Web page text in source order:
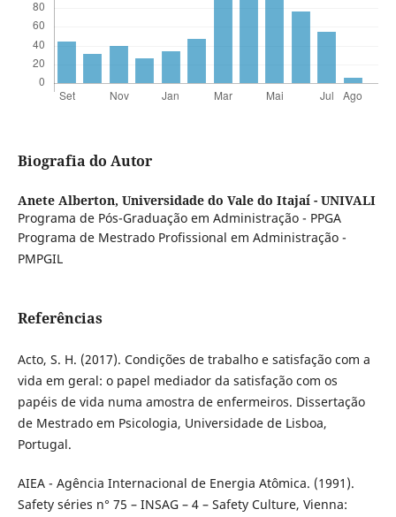
Biografia do Autor
Anete Alberton, Universidade do Vale do Itajaí - UNIVALI
Programa de Pós-Graduação em Administração - PPGA
Programa de Mestrado Profissional em Administração -
PMPGIL
Referências
Acto, S. H. (2017). Condições de trabalho e satisfação com a
vida em geral: o papel mediador da satisfação com os
papéis de vida numa amostra de enfermeiros. Dissertação
de Mestrado em Psicologia, Universidade de Lisboa,
Portugal.
AIEA - Agência Internacional de Energia Atômica. (1991).
Safety séries n° 75 – INSAG – 4 – Safety Culture, Vienna: